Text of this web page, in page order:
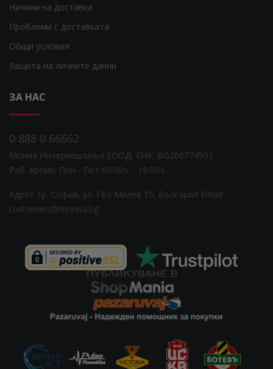
Начини на доставка
Проблеми с доставката
Общи условия
Защита на личните данни
ЗА НАС
0 888 0 66662
Монна Интернешънъл ЕООД, ЕИК: BG206774951
Раб. време: Пoн - Пет 09:00ч. - 18:00ч.
Адрес: гр. София, ул. Гео Милев 15, България Email:
customers@monna.bg